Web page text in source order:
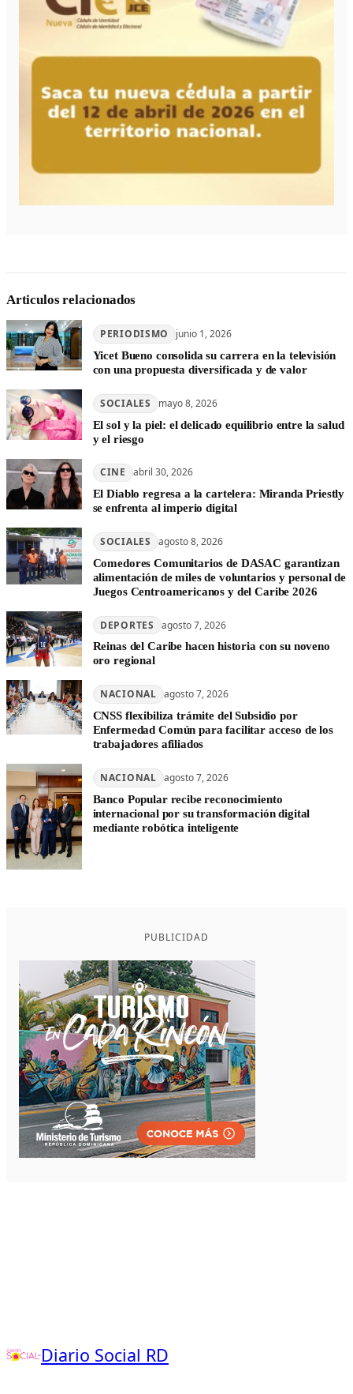
Articulos relacionados
PERIODISMO junio 1, 2026
Yicet Bueno consolida su carrera en la televisión
con una propuesta diversificada y de valor
SOCIALES mayo 8, 2026
El sol y la piel: el delicado equilibrio entre la salud
y el riesgo
CINE abril 30, 2026
El Diablo regresa a la cartelera: Miranda Priestly
se enfrenta al imperio digital
SOCIALES agosto 8, 2026
Comedores Comunitarios de DASAC garantizan
alimentación de miles de voluntarios y personal de
Juegos Centroamericanos y del Caribe 2026
DEPORTES agosto 7, 2026
Reinas del Caribe hacen historia con su noveno
oro regional
NACIONAL agosto 7, 2026
CNSS flexibiliza trámite del Subsidio por
Enfermedad Común para facilitar acceso de los
trabajadores afiliados
NACIONAL agosto 7, 2026
Banco Popular recibe reconocimiento
internacional por su transformación digital
mediante robótica inteligente
PUBLICIDAD
Diario Social RD